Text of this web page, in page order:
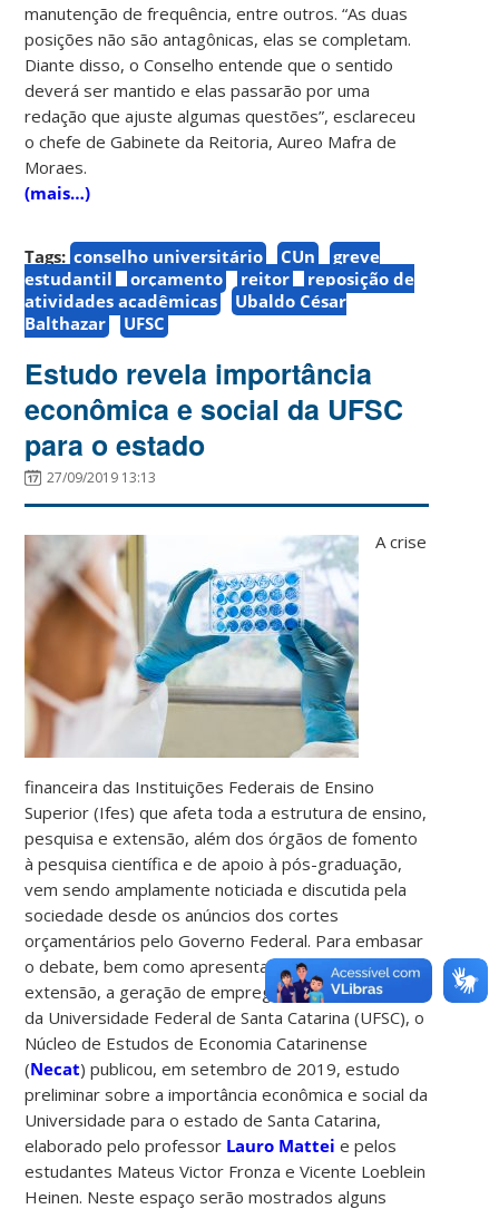
manutenção de frequência, entre outros. “As duas
posições não são antagônicas, elas se completam.
Diante disso, o Conselho entende que o sentido
deverá ser mantido e elas passarão por uma
redação que ajuste algumas questões”, esclareceu
o chefe de Gabinete da Reitoria, Aureo Mafra de
Moraes.
(mais…)
Tags: conselho universitário CUn
greve
estudantil
orçamento reitor
reposição de
atividades acadêmicas
Ubaldo César
Balthazar
UFSC
Estudo revela importância
econômica e social da UFSC
para o estado
27/09/2019 13:13
A crise
financeira das Instituições Federais de Ensino
Superior (Ifes) que afeta toda a estrutura de ensino,
pesquisa e extensão, além dos órgãos de fomento
à pesquisa científica e de apoio à pós-graduação,
vem sendo amplamente noticiada e discutida pela
sociedade desde os anúncios dos cortes
orçamentários pelo Governo Federal. Para embasar
o debate, bem como apresentar os serviços, a
extensão, a geração de emprego e o papel cidadão
da Universidade Federal de Santa Catarina (UFSC), o
Núcleo de Estudos de Economia Catarinense
(Necat) publicou, em setembro de 2019, estudo
preliminar sobre a importância econômica e social da
Universidade para o estado de Santa Catarina,
elaborado pelo professor Lauro Mattei e pelos
estudantes Mateus Victor Fronza e Vicente Loeblein
Heinen. Neste espaço serão mostrados alguns